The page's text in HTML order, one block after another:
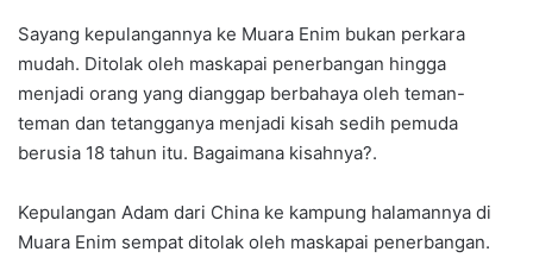
Sayang kepulangannya ke Muara Enim bukan perkara
mudah. Ditolak oleh maskapai penerbangan hingga
menjadi orang yang dianggap berbahaya oleh teman-
teman dan tetangganya menjadi kisah sedih pemuda
berusia 18 tahun itu. Bagaimana kisahnya?.
Kepulangan Adam dari China ke kampung halamannya di
Muara Enim sempat ditolak oleh maskapai penerbangan.